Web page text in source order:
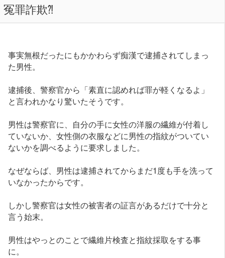
冤罪詐欺⁈
事実無根だったにもかかわらず痴漢で逮捕されてしまっ
た男性。
逮捕後、警察官から「素直に認めれば罪が軽くなるよ」
と言われかなり驚いたそうです。
男性は警察官に、自分の手に女性の洋服の繊維が付着し
ていないか、女性側の衣服などに男性の指紋がついてい
ないかを調べるように要求しました。
なぜならば、男性は逮捕されてからまだ1度も手を洗って
いなかったからです。
しかし警察官は女性の被害者の証言があるだけで十分と
言う始末。
男性はやっとのことで繊維片検査と指紋採取をする事
に。